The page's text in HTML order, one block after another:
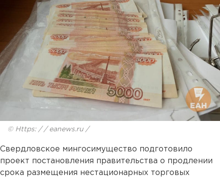
© Https: / / eanews.ru /
Свердловское мингосимущество подготовило
проект постановления правительства о продлении
срока размещения нестационарных торговых